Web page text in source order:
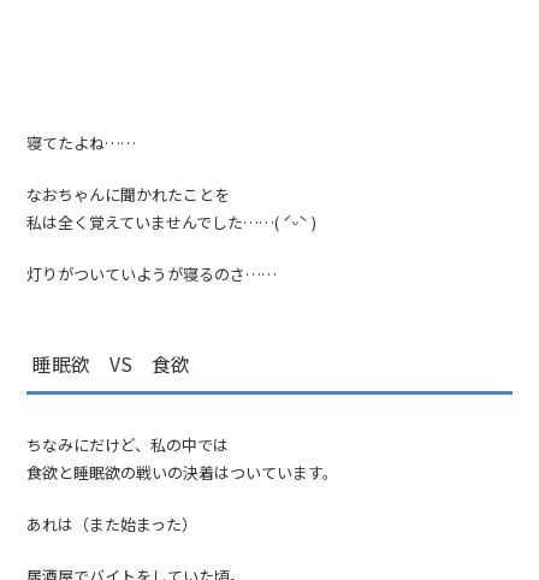
寝てたよね……
なおちゃんに聞かれたことを
私は全く覚えていませんでした……( ˊᵕˋ )
灯りがついていようが寝るのさ……
睡眠欲 VS 食欲
ちなみにだけど、私の中では
食欲と睡眠欲の戦いの決着はついています。
あれは（また始まった）
居酒屋でバイトをしていた頃。